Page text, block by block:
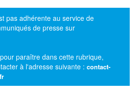
pas adhérente au service de
de presse sur
paraître dans cette rubrique,
à l'adresse suivante : contact-